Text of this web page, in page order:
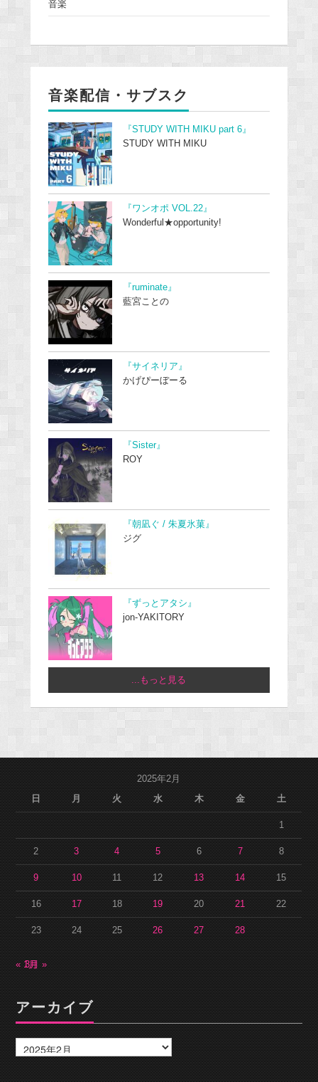
音楽
音楽配信・サブスク
『STUDY WITH MIKU part 6』
STUDY WITH MIKU
『ワンオポ VOL.22』
Wonderful★opportunity!
『ruminate』
藍宮ことの
『サイネリア』
かげぴーぼーる
『Sister』
ROY
『朝凪ぐ / 朱夏氷菓』
ジグ
『ずっとアタシ』
jon-YAKITORY
...もっと見る
2025年2月
日
月 火 水 木 金 土
1
2 3 4 5 6 7 8
9 10 11 12 13 14 15
16 17 18 19 20 21 22
23 24 25 26 27 28
« 1月3月 »
アーカイブ
ー
カ